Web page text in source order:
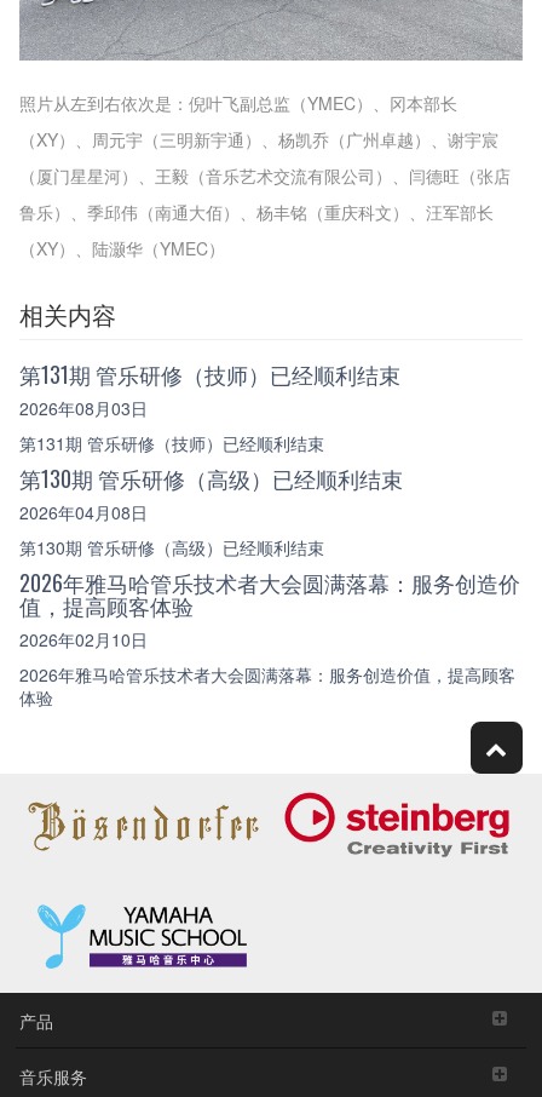
照片从左到右依次是：倪叶飞副总监（YMEC）、冈本部长
（XY）、周元宇（三明新宇通）、杨凯乔（广州卓越）、谢宇宸
（厦门星星河）、王毅（音乐艺术交流有限公司）、闫德旺（张店
鲁乐）、季邱伟（南通大佰）、杨丰铭（重庆科文）、汪军部长
（XY）、陆灏华（YMEC）
相关内容
第131期 管乐研修（技师）已经顺利结束
2026年08月03日
第131期 管乐研修（技师）已经顺利结束
第130期 管乐研修（高级）已经顺利结束
2026年04月08日
第130期 管乐研修（高级）已经顺利结束
2026年雅马哈管乐技术者大会圆满落幕：服务创造价
值，提高顾客体验
2026年02月10日
2026年雅马哈管乐技术者大会圆满落幕：服务创造价值，提高顾客
体验
产品
音乐服务